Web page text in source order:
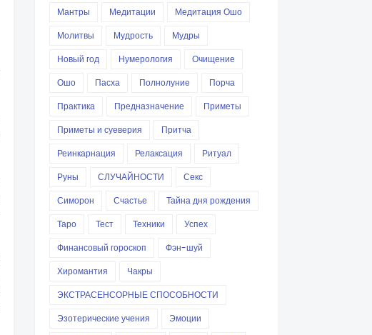
Мантры
Медитации
Медитация Ошо
Молитвы
Мудрость
Мудры
Новый год
Нумерология
Очищение
Ошо
Пасха Полнолуние
Порча
Практика
Предназначение
Приметы
Приметы и суеверия
Притча
Реинкарнация
Релаксация
Ритуал
Руны
СЛУЧАЙНОСТИ
Секс
Симорон
Счастье
Тайна дня рождения
Таро
Тест Техники
Успех
Финансовый гороскоп
Фэн-шуй
Хиромантия
Чакры
ЭКСТРАСЕНСОРНЫЕ СПОСОБНОСТИ
Эзотерические учения
Эмоции